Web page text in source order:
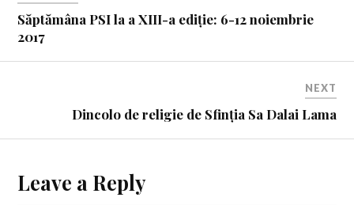
Săptămâna PSI la a XIII-a ediție: 6-12 noiembrie
2017
NEXT
Dincolo de religie de Sfinția Sa Dalai Lama
Leave a Reply